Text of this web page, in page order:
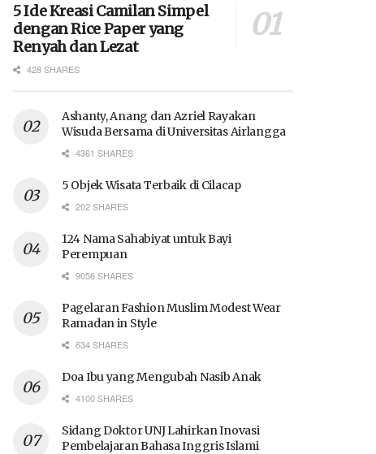
5 Ide Kreasi Camilan Simpel
dengan Rice Paper yang
Renyah dan Lezat
428 SHARES
Ashanty, Anang dan Azriel Rayakan
Wisuda Bersama di Universitas Airlangga
4361 SHARES
5 Objek Wisata Terbaik di Cilacap
202 SHARES
124 Nama Sahabiyat untuk Bayi
Perempuan
9056 SHARES
Pagelaran Fashion Muslim Modest Wear
Ramadan in Style
634 SHARES
Doa Ibu yang Mengubah Nasib Anak
4100 SHARES
Sidang Doktor UNJ Lahirkan Inovasi
Pembelajaran Bahasa Inggris Islami